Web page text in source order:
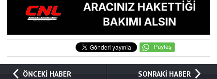
ÖNCEKİ HABER SONRAKİ HABER